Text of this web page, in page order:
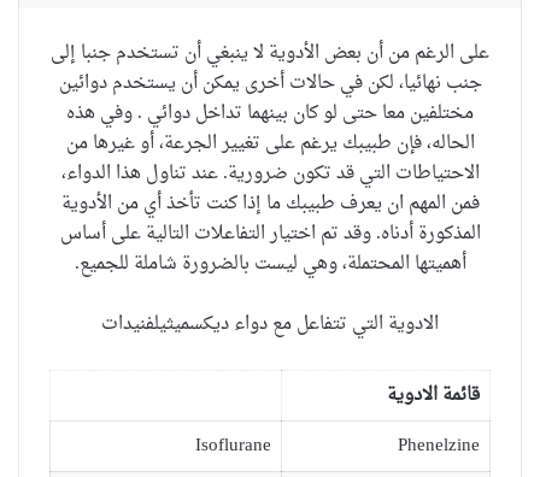
على الرغم من أن بعض الأدويةلا ينبغي أن تستخدمجنبا إلى
جنب نهائيا،لكن في حالات أخرى يمكن أن يستخدمدوائين
مختلفينمعاحتى لوكان بينهما تداخل دوائي . وفي هذه
الحاله، فإن طبيبك يرغم على تغييرالجرعة،أوغيرها من
الاحتياطات التيقد تكون ضرورية.عندتناول هذا الدواء،
فمن المهم ان يعرف طبيبكما إذاكنت تأخذ أيمن الأدوية
المذكورةأدناه.وقد تم اختيارالتفاعلات التاليةعلى أساس
أهميتها المحتملة، وهي ليست بالضرورة شاملة للجميع.
الادوية التي تتفاعل مع دواء ديكسميثيلفنيدات
قائمة الادوية
Phenelzine
Isoflurane